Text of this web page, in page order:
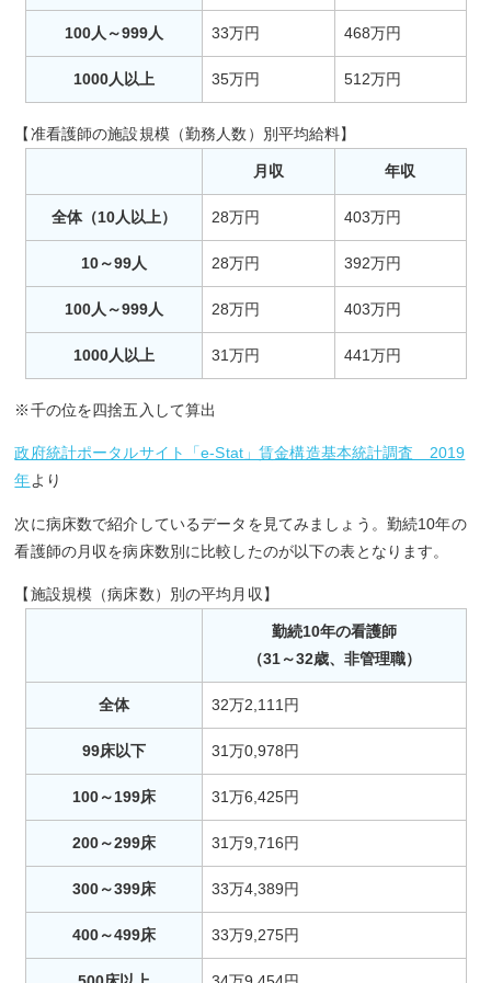
100人～999人 33万円 468万円
1000人以上 35万円 512万円
【准看護師の施設規模（勤務人数）別平均給料】
月収 年収
全体（10人以上） 28万円 403万円
10～99人 28万円 392万円
100人～999人 28万円 403万円
1000人以上 31万円 441万円
※千の位を四捨五入して算出
政府統計ポータルサイト「e-Stat」賃金構造基本統計調査 2019
年より
次に病床数で紹介しているデータを見てみましょう。勤続10年の
看護師の月収を病床数別に比較したのが以下の表となります。
【施設規模（病床数）別の平均月収】
勤続10年の看護師
（31～32歳、非管理職）
全体 32万2,111円
99床以下 31万0,978円
100～199床 31万6,425円
200～299床 31万9,716円
300～399床 33万4,389円
400～499床 33万9,275円